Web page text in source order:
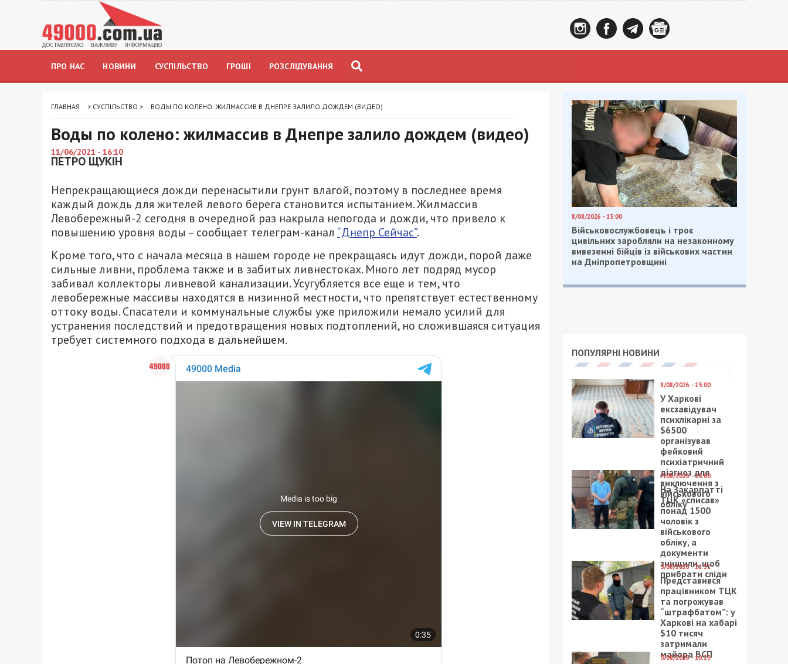
ПРО НАС НОВИНИ СУСПІЛЬСТВО ГРОШІ РОЗСЛІДУВАННЯ
ГЛАВНАЯ > СУСПІЛЬСТВО > ВОДЫ ПО КОЛЕНО: ЖИЛМАССИВ В ДНЕПРЕ ЗАЛИЛО ДОЖДЕМ (ВИДЕО)
Воды по колено: жилмассив в Днепре залило дождем (видео)
11/06/2021 - 16:10
ПЕТРО ЩУКІН
Непрекращающиеся дожди перенасытили грунт влагой, поэтому в последнее время
каждый дождь для жителей левого берега становится испытанием. Жилмассив
Левобережный-2 сегодня в очередной раз накрыла непогода и дожди, что привело к
повышению уровня воды – сообщает телеграм-канал “Днепр Сейчас”.
Кроме того, что с начала месяца в нашем городе не прекращаясь идут дожди, порой даже
сильные ливни, проблема также и в забитых ливнестоках. Много лет подряд мусор
забивал коллекторы ливневой канализации. Усугубляется все еще и тем, что
левобережные массивы находятся в низинной местности, что препятствует естественному
оттоку воды. Спасатели и коммунальные службы уже приложили немало усилий для
устранения последствий и предотвращения новых подтоплений, но сложившаяся ситуация
требует системного подхода в дальнейшем.
8/08/2026 - 13:00
Військовослужбовець і троє
цивільних заробляли на незаконному
вивезенні бійців із військових частин
на Дніпропетровщині
ПОПУЛЯРНІ НОВИНИ
8/08/2026 - 15:00
У Харкові
ексзавідувач
психлікарні за
$6500
організував
фейковий
психіатричний
діагноз для
виключення з
військового
обліку
7/08/2026 - 15:00
На Закарпатті
ТЦК «списав»
понад 1500
чоловік з
військового
обліку, а
документи
знищили, щоб
прибрати сліди
5/08/2026 - 21:31
Представився
працівником ТЦК
та погрожував
“штрафбатом”: у
Харкові на хабарі
$10 тисяч
затримали
майора ВСП
5/08/2026 - 10:29